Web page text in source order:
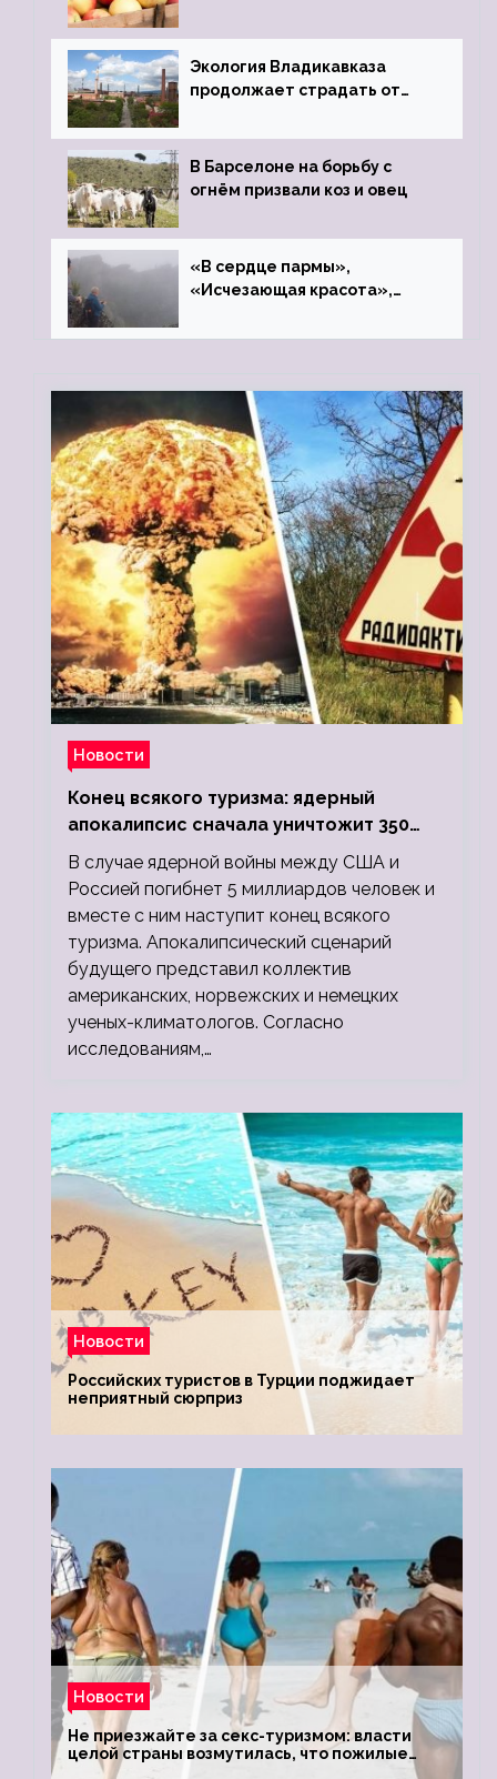
Экология Владикавказа
продолжает страдать от
В Барселоне на борьбу с
огнём призвали коз и овец
«В сердце пармы»,
«Исчезающая красота»,
Новости
Конец всякого туризма: ядерный
апокалипсис сначала уничтожит 350
миллионов, а потом 5 миллиардов
людей
В случае ядерной войны между США и
Россией погибнет 5 миллиардов человек и
вместе с ним наступит конец всякого
туризма. Апокалипсический сценарий
будущего представил коллектив
американских, норвежских и немецких
ученых-климатологов. Согласно
исследованиям,…
Новости
Российских туристов в Турции поджидает
неприятный сюрприз
Новости
Не приезжайте за секс-туризмом: власти
целой страны возмутилась, что пожилые
туристки массово едут к ним, чтобы